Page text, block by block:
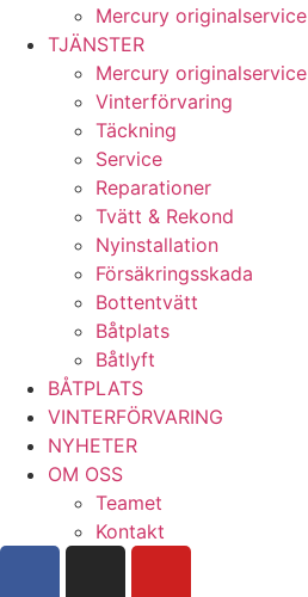
Mercury originalservice
TJÄNSTER
Mercury originalservice
Vinterförvaring
Täckning
Service
Reparationer
Tvätt & Rekond
Nyinstallation
Försäkringsskada
Bottentvätt
Båtplats
Båtlyft
BÅTPLATS
VINTERFÖRVARING
NYHETER
OM OSS
Teamet
Kontakt